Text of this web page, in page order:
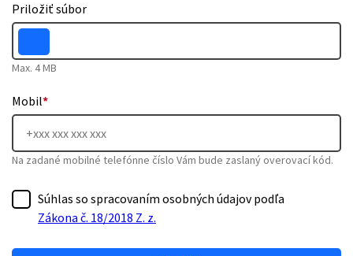
Priložiť súbor
Max. 4 MB
Mobil*
Na zadané mobilné telefónne číslo Vám bude zaslaný overovací kód.
Súhlas so spracovaním osobných údajov podľa
Zákona č. 18/2018 Z. z.